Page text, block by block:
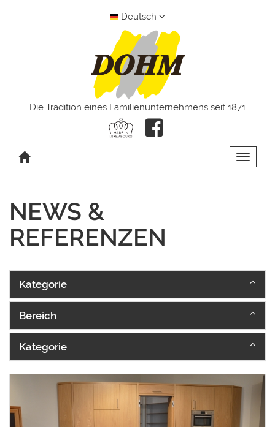
Deutsch
Die Tradition eines Familienunternehmens seit 1871
Toggle
NEWS &
REFERENZEN
Kategorie
Bereich
Kategorie